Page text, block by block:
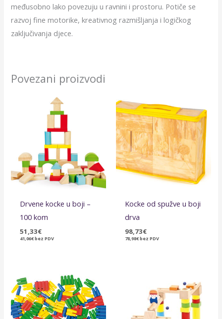
međusobno lako povezuju u ravnini i prostoru. Potiče se
razvoj fine motorike, kreativnog razmišljanja i logičkog
zaključivanja djece.
Povezani proizvodi
Drvene kocke u boji –
100 kom
51,33€
41,06€bez PDV
Kocke od spužve u boji
drva
98,73€
78,98€bez PDV